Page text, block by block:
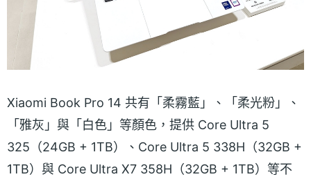
Xiaomi Book Pro 14 共有「柔霧藍」、「柔光粉」、
「雅灰」與「白色」等顏色，提供 Core Ultra 5
325（24GB + 1TB）、Core Ultra 5 338H（32GB +
1TB）與 Core Ultra X7 358H（32GB + 1TB）等不